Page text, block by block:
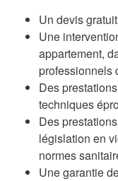
Un devis
Une
appartement,
professionnels
Des
techniques
Des
législation en
normes
Une garantie